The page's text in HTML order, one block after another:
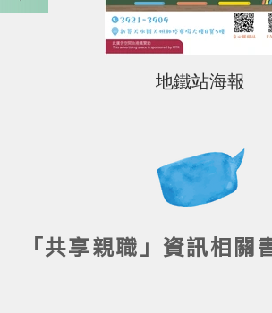
地鐵站海報
「共享親職」資訊相關